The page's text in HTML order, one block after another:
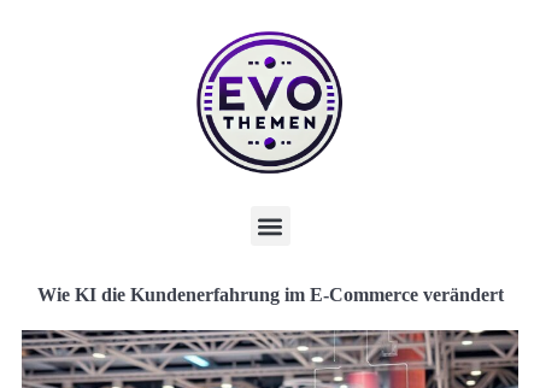
Wie KI die Kundenerfahrung im E-Commerce verändert